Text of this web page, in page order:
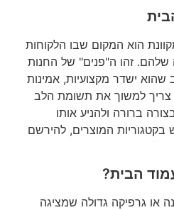
הוא המקום שבו הלקוחות
שלהם. זהו ה"פנים" של החנות
שהוא ישדר מקצועיות, אמינות
צריך למשוך את תשומת הלב
ברורה ולהניע אותו
בקטגוריות המוצרים, להירשם
הבית?
או גרפיקה גדולה שמציגה